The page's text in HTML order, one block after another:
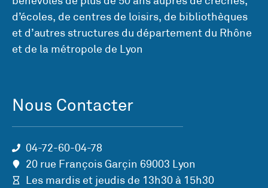
d’écoles, de centres de loisirs, de bibliothèques
et d’autres structures du département du Rhône
et de la métropole de Lyon
Nous Contacter
04-72-60-04-78
20 rue François Garçin 69003 Lyon
Les mardis et jeudis de 13h30 à 15h30